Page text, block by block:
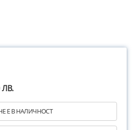
ЛВ.
Е В НАЛИЧНОСТ